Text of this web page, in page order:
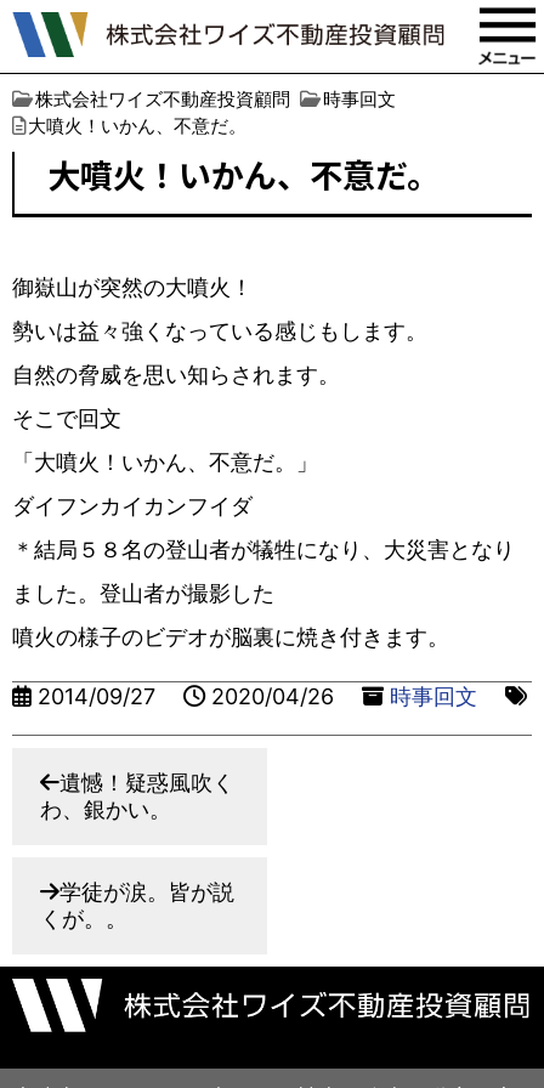
株式会社ワイズ不動産投資顧問
時事回文
大噴火！いかん、不意だ。
大噴火！いかん、不意だ。
御嶽山が突然の大噴火！
勢いは益々強くなっている感じもします。
自然の脅威を思い知らされます。
そこで回文
「大噴火！いかん、不意だ。」
ダイフンカイカンフイダ
＊結局５８名の登山者が犠牲になり、大災害となり
ました。登山者が撮影した
噴火の様子のビデオが脳裏に焼き付きます。
2014/09/27 2020/04/26 時事回文
遺憾！疑惑風吹く
わ、銀かい。
学徒が涙。皆が説
くが。。